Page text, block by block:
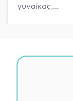
γυναίκας,...